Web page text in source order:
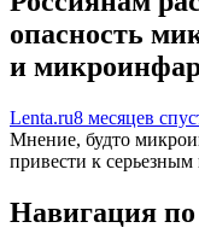
опасность
и
Lenta.ru8 месяцев
Мнение, будто
привести к
Навигация